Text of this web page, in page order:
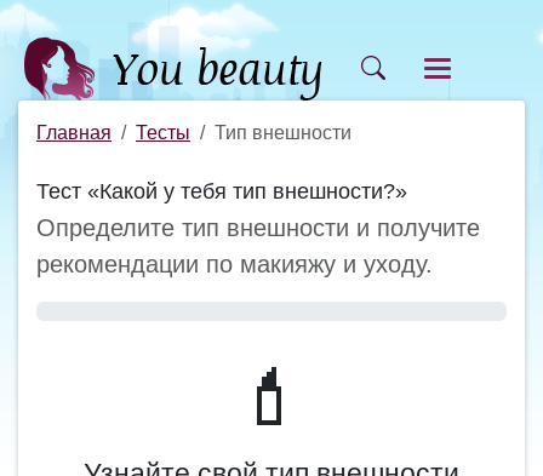
Главная Тесты Тип внешности
Тест «Какой у тебя тип внешности?»
Определите тип внешности и получите
рекомендации по макияжу и уходу.
💄